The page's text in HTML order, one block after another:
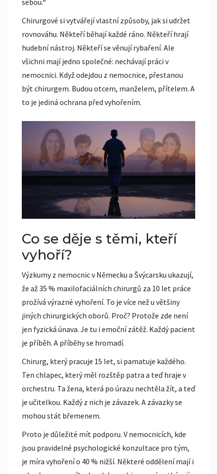
Chirurgové si vytvářejí vlastní způsoby, jak si udržet
rovnováhu. Někteří běhají každé ráno. Někteří hrají
hudební nástroj. Někteří se věnují rybaření. Ale
všichni mají jedno společné: nechávají práci v
nemocnici. Když odejdou z nemocnice, přestanou
být chirurgem. Budou otcem, manželem, přítelem. A
to je jediná ochrana před vyhořením.
Co se děje s těmi, kteří
vyhoří?
Výzkumy z nemocnic v Německu a Švýcarsku ukazují,
že až 35 % maxilofaciálních chirurgů za 10 let práce
prožívá výrazné vyhoření. To je více než u většiny
jiných chirurgických oborů. Proč? Protože zde není
jen fyzická únava. Je tu i emoční zátěž. Každý pacient
je příběh. A příběhy se hromadí.
Chirurg, který pracuje 15 let, si pamatuje každého.
Ten chlapec, který měl rozštěp patra a teď hraje v
orchestru. Ta žena, která po úrazu nechtěla žít, a teď
je učitelkou. Každý z nich je závazek. A závazky se
mohou stát břemenem.
Proto je důležité mít podporu. V nemocnicích, kde
jsou pravidelné psychologické konzultace pro tým,
je míra vyhoření o 40 % nižší. Některé oddělení mají i